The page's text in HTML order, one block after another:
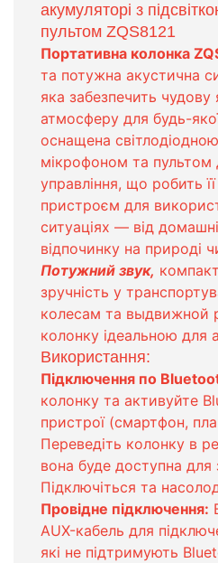
акумуляторі з
пультом ZQS8121
Портативна колонка
та потужна акустична
яка забезпечить чудову
атмосферу для будь-
оснащена
мікрофоном та пультом
управління, що робить
пристроєм для
ситуаціях — від
відпочинку на природі
Потужний звук,
зручність у
колесам та выдвижной
колонку ідеальною для
Використання:
Підключення по
колонку та активуйте
пристрої (смартфон,
Переведіть колонку в
вона буде доступна для
Підключіться та
Провідне підключення:
AUX-кабель для
які не підтримують